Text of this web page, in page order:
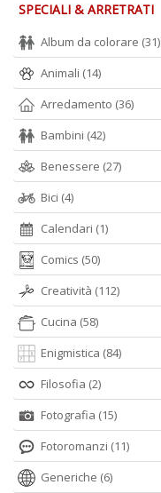
SPECIALI & ARRETRATI
Album da colorare (31)
Animali (14)
Arredamento (36)
Bambini (42)
Benessere (27)
Bici (4)
Calendari (1)
Comics (50)
Creatività (112)
Cucina (58)
Enigmistica (84)
Filosofia (2)
Fotografia (15)
Fotoromanzi (11)
Generiche (6)